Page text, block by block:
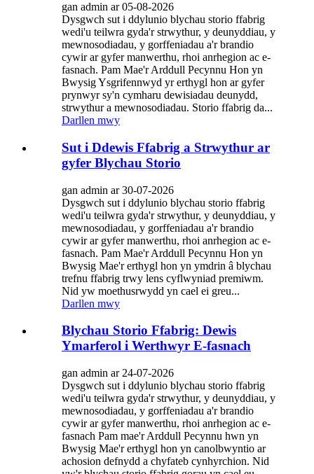
gan admin ar 05-08-2026
Dysgwch sut i ddylunio blychau storio ffabrig
wedi'u teilwra gyda'r strwythur, y deunyddiau, y
mewnosodiadau, y gorffeniadau a'r brandio
cywir ar gyfer manwerthu, rhoi anrhegion ac e-
fasnach. Pam Mae'r Arddull Pecynnu Hon yn
Bwysig Ysgrifennwyd yr erthygl hon ar gyfer
prynwyr sy'n cymharu dewisiadau deunydd,
strwythur a mewnosodiadau. Storio ffabrig da...
Darllen mwy
Sut i Ddewis Ffabrig a Strwythur ar
gyfer Blychau Storio
gan admin ar 30-07-2026
Dysgwch sut i ddylunio blychau storio ffabrig
wedi'u teilwra gyda'r strwythur, y deunyddiau, y
mewnosodiadau, y gorffeniadau a'r brandio
cywir ar gyfer manwerthu, rhoi anrhegion ac e-
fasnach. Pam Mae'r Arddull Pecynnu Hon yn
Bwysig Mae'r erthygl hon yn ymdrin â blychau
trefnu ffabrig trwy lens cyflwyniad premiwm.
Nid yw moethusrwydd yn cael ei greu...
Darllen mwy
Blychau Storio Ffabrig: Dewis
Ymarferol i Werthwyr E-fasnach
gan admin ar 24-07-2026
Dysgwch sut i ddylunio blychau storio ffabrig
wedi'u teilwra gyda'r strwythur, y deunyddiau, y
mewnosodiadau, y gorffeniadau a'r brandio
cywir ar gyfer manwerthu, rhoi anrhegion ac e-
fasnach Pam mae'r Arddull Pecynnu hwn yn
Bwysig Mae'r erthygl hon yn canolbwyntio ar
achosion defnydd a chyfateb cynhyrchion. Nid